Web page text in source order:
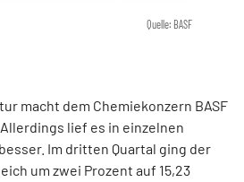
Quelle: BASF
macht dem Chemiekonzern BASF
lief es in einzelnen
Im dritten Quartal ging der
um zwei Prozent auf 15,23